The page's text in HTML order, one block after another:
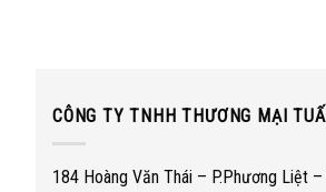
CÔNG TY TNHH THƯƠNG MẠI
184 Hoàng Văn Thái – P.Phương Liệt